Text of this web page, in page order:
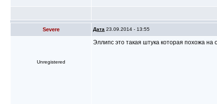
Severe Дата 23.09.2014 - 13:55
Unregistered
Эллипс это такая штука которая похожа на